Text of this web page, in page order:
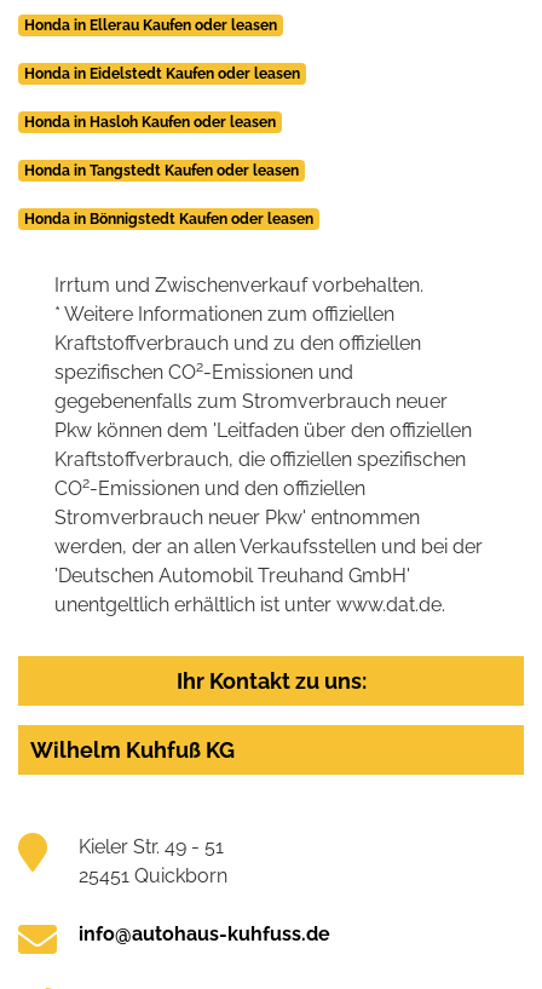
Honda in Ellerau Kaufen oder leasen
Honda in Eidelstedt Kaufen oder leasen
Honda in Hasloh Kaufen oder leasen
Honda in Tangstedt Kaufen oder leasen
Honda in Bönnigstedt Kaufen oder leasen
Irrtum und Zwischenverkauf vorbehalten.
* Weitere Informationen zum offiziellen
Kraftstoffverbrauch und zu den offiziellen
spezifischen CO2-Emissionen und
gegebenenfalls zum Stromverbrauch neuer
Pkw können dem 'Leitfaden über den offiziellen
Kraftstoffverbrauch, die offiziellen spezifischen
CO2-Emissionen und den offiziellen
Stromverbrauch neuer Pkw' entnommen
werden, der an allen Verkaufsstellen und bei der
'Deutschen Automobil Treuhand GmbH'
unentgeltlich erhältlich ist unter www.dat.de.
Ihr Kontakt zu uns:
Wilhelm Kuhfuß KG
Kieler Str. 49 - 51
25451 Quickborn
info@autohaus-kuhfuss.de